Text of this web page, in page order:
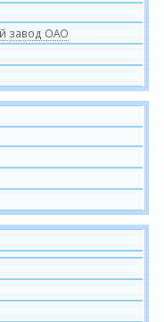
завод ОАО